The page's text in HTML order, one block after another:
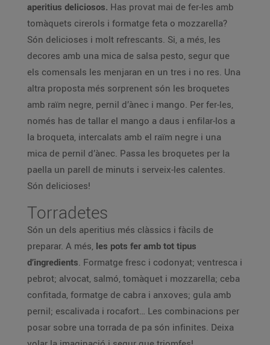
aperitius deliciosos. Has provat mai de fer-les amb
tomàquets cirerols i formatge feta o mozzarella?
Són delicioses i molt refrescants. Si, a més, les
decores amb una mica de salsa pesto, segur que
els comensals les menjaran en un tres i no res. Una
altra proposta més sorprenent són les broquetes
amb raïm negre, pernil d’ànec i mango. Per fer-les,
només has de tallar el mango a daus i enfilar-los a
la broqueta, intercalats amb el raïm negre i una
mica de pernil d’ànec. Passa les broquetes per la
paella un parell de minuts i serveix-les calentes.
Són delicioses!
Torradetes
Són un dels aperitius més clàssics i fàcils de
preparar. A més, les pots fer amb tot tipus
d’ingredients. Formatge fresc i codonyat; ventresca i
pebrot; alvocat, salmó, tomàquet i mozzarella; ceba
confitada, formatge de cabra i anxoves; gula amb
pernil; escalivada i rocafort… Les combinacions per
posar sobre una torrada de pa són infinites. Deixa